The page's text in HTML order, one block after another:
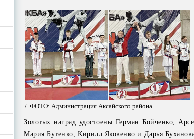
/ ФОТО: Администрация Аксайского района
Золотых наград удостоены Герман Бойченко,
Мария Бутенко, Кирилл Яковенко и Дарья